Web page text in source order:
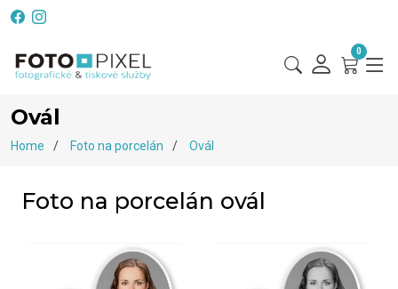
0
Ovál
Home Foto na porcelán Ovál
Foto na porcelán ovál